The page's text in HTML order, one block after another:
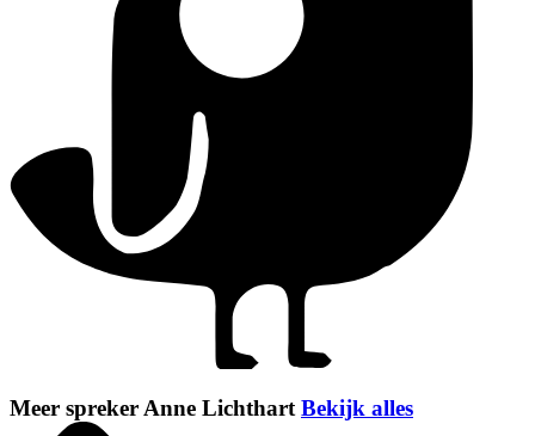
Meer spreker Anne LichthartBekijk alles